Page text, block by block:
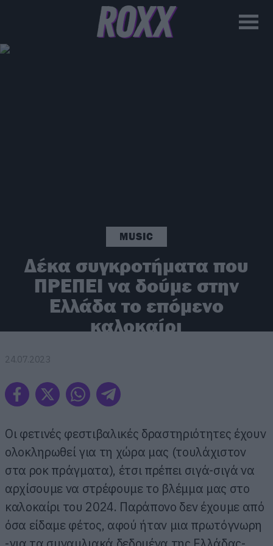
MUSIC
Δέκα συγκροτήματα που
ΠΡΕΠΕΙ να δούμε στην
Ελλάδα το επόμενο
καλοκαίρι
24.07.2023
Οι φετινές φεστιβαλικές δραστηριότητες έχουν
ολοκληρωθεί για τη χώρα μας (τουλάχιστον
στα ροκ πράγματα), έτσι πρέπει σιγά-σιγά να
αρχίσουμε να στρέφουμε το βλέμμα μας στο
καλοκαίρι του 2024. Παράπονο δεν έχουμε από
όσα είδαμε φέτος, αφού ήταν μια πρωτόγνωρη